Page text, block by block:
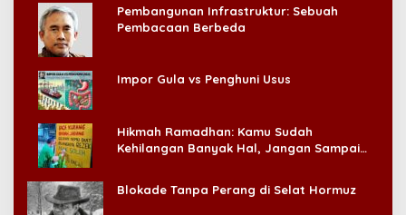
Pembangunan Infrastruktur: Sebuah
Pembacaan Berbeda
Impor Gula vs Penghuni Usus
Hikmah Ramadhan: Kamu Sudah
Kehilangan Banyak Hal, Jangan Sampai
Blokade Tanpa Perang di Selat Hormuz